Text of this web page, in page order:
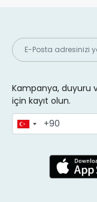
Kampanya, duyuru
için kayıt olun.